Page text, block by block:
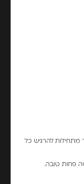
מתחילות להרגיש כל
פחות טובה.